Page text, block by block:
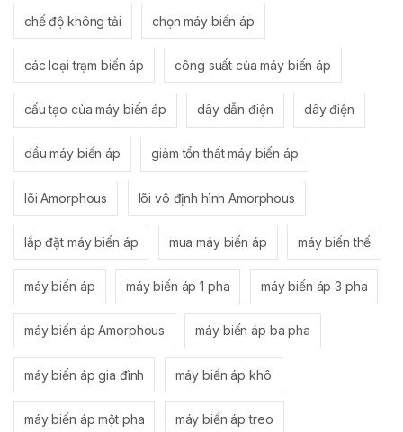
chế độ không tải chọn máy biến áp
các loại trạm biến áp công suất của máy biến áp
cấu tạo của máy biến áp dây dẫn điện dây điện
dầu máy biến áp giảm tổn thất máy biến áp
lõi Amorphous lõi vô định hình Amorphous
lắp đặt máy biến áp mua máy biến áp máy biến thế
máy biến áp máy biến áp 1 pha máy biến áp 3 pha
máy biến áp Amorphous máy biến áp ba pha
máy biến áp gia đình máy biến áp khô
máy biến áp một pha máy biến áp treo